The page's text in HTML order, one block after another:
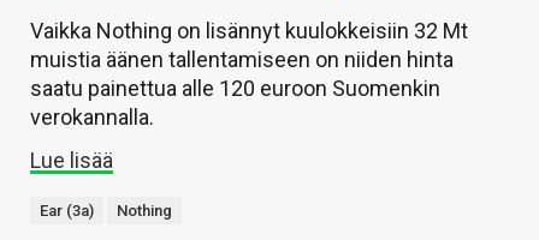
Vaikka Nothing on lisännyt kuulokkeisiin 32 Mt
muistia äänen tallentamiseen on niiden hinta
saatu painettua alle 120 euroon Suomenkin
verokannalla.
Lue lisää
Ear (3a) Nothing